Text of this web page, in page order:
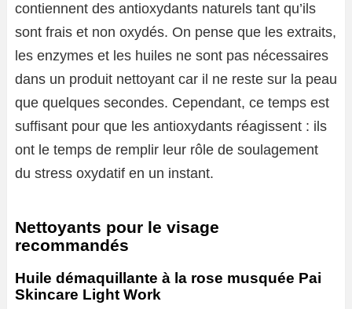
contiennent des antioxydants naturels tant qu’ils
sont frais et non oxydés. On pense que les extraits,
les enzymes et les huiles ne sont pas nécessaires
dans un produit nettoyant car il ne reste sur la peau
que quelques secondes. Cependant, ce temps est
suffisant pour que les antioxydants réagissent : ils
ont le temps de remplir leur rôle de soulagement
du stress oxydatif en un instant.
Nettoyants pour le visage
recommandés
Huile démaquillante à la rose musquée Pai
Skincare Light Work